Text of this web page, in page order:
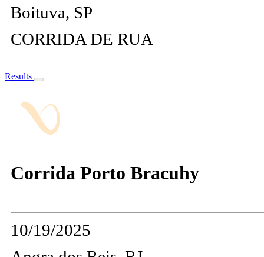
Boituva, SP
CORRIDA DE RUA
Results
Corrida Porto Bracuhy
10/19/2025